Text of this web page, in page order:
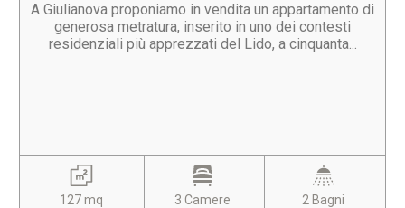
A Giulianova proponiamo in vendita un appartamento di
generosa metratura, inserito in uno dei contesti
residenziali più apprezzati del Lido, a cinquanta...
127 mq 3 Camere 2 Bagni